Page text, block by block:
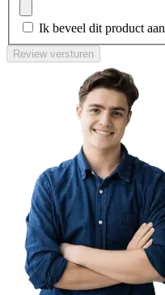
Ik beveel dit product aan
Review versturen